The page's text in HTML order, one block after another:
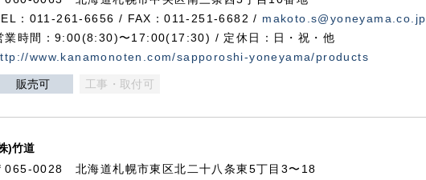
：011-261-6656 / FAX：011-251-6682 / makoto.s@yoneyama.co.jp
業時間：9:00(8:30)〜17:00(17:30) / 定休日：日・祝・他
www.kanamonoten.com/sapporoshi-yoneyama/products
販売可 工事・取付可
)竹道
065-0028 北海道札幌市東区北二十八条東5丁目3〜18